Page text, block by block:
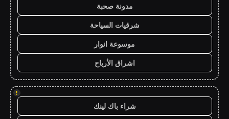
مدونة صحبة
شرقيات السياحة
موسوعة انوار
اشراق الأرباح
!
شراء باك لينك